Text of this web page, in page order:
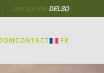
Une societé DELSO
CONTACT FR